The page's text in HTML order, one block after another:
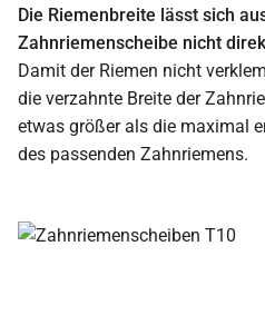
Die Riemenbreite lässt sich
Zahnriemenscheibe nicht
Damit der Riemen nicht
die verzahnte Breite der
etwas größer als die maximal
des passenden Zahnriemens.